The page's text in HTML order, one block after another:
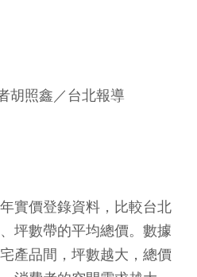
胡照鑫／台北報導
實價登錄資料，比較台北
坪數帶的平均總價。數據
產品間，坪數越大，總價